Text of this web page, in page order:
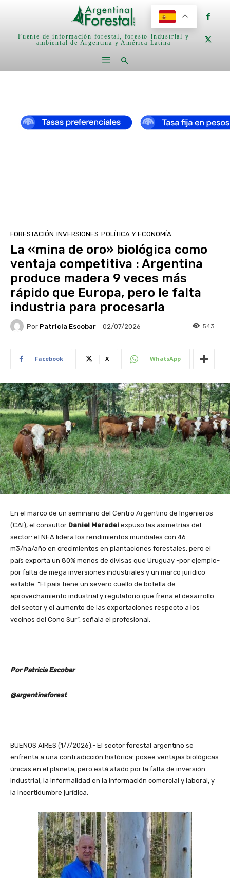
Fuente de información forestal, foresto-industrial y
ambiental de Argentina y América Latina
FORESTACIÓN INVERSIONES POLÍTICA Y ECONOMÍA
La «mina de oro» biológica como
ventaja competitiva : Argentina
produce madera 9 veces más
rápido que Europa, pero le falta
industria para procesarla
Por Patricia Escobar 02/07/2026 543
Facebook X WhatsApp
En el marco de un seminario del Centro Argentino de Ingenieros
(CAI), el consultor Daniel Maradei expuso las asimetrías del
sector: el NEA lidera los rendimientos mundiales con 46
m3/ha/año en crecimientos en plantaciones forestales, pero el
país exporta un 80% menos de divisas que Uruguay -por ejemplo-
por falta de mega inversiones industriales y un marco jurídico
estable. “El país tiene un severo cuello de botella de
aprovechamiento industrial y regulatorio que frena el desarrollo
del sector y el aumento de las exportaciones respecto a los
vecinos del Cono Sur”, señala el profesional.
Por Patricia Escobar
@argentinaforest
BUENOS AIRES (1/7/2026).- El sector forestal argentino se
enfrenta a una contradicción histórica: posee ventajas biológicas
únicas en el planeta, pero está atado por la falta de inversión
industrial, la informalidad en la información comercial y laboral, y
la incertidumbre jurídica.